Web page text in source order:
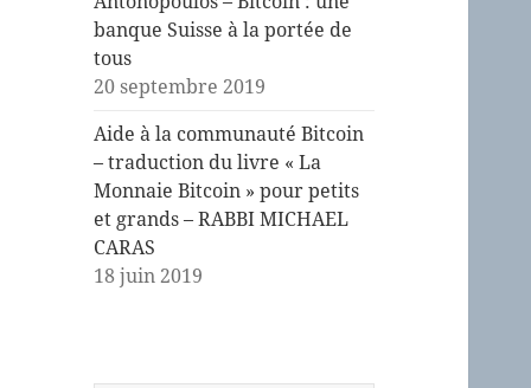
banque Suisse à la portée de
tous
20 septembre 2019
Aide à la communauté Bitcoin
– traduction du livre « La
Monnaie Bitcoin » pour petits
et grands – RABBI MICHAEL
CARAS
18 juin 2019